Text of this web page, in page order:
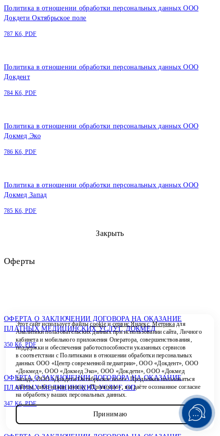
Этот сайт использует файлыcookieисервис Яндекс. Метрикадля
Аналитики пользовательских данных при использовании сайта, Личного
кабинета и мобильного приложения Оператора, совершенствования,
поддержки и обеспечения работоспособности указанных сервисов
в соответствии сПолитиками в отношении обработки персональных
данных ООО «Центр современной педиатрии», ООО «Докдент», ООО
«Докмед», ООО «Докмед Эко», ООО «Докдети», ООО «Докмед
Запад», ООО «Докдети Октябрьское поле». Продолжая пользоваться
сайтом, либо нажав кнопку «Принимаю», вы даёте осознанное согласие
на обработку ваших персональных данных.
Принимаю
Политика в отношении обработки персональных данных ООО
Докдети Октябрьское поле
787 Кб, PDF
Политика в отношении обработки персональных данных ООО
Докдент
784 Кб, PDF
Политика в отношении обработки персональных данных ООО
Докмед Эко
786 Кб, PDF
Политика в отношении обработки персональных данных ООО
Докмед Запад
785 Кб, PDF
Закрыть
Оферты
ОФЕРТА О ЗАКЛЮЧЕНИИ ДОГОВОРА НА ОКАЗАНИЕ
ПЛАТНЫХ МЕДИЦИНСКИХ УСЛУГ, ДОКМЕД
350 Кб, PDF
ОФЕРТА О ЗАКЛЮЧЕНИИ ДОГОВОРА НА ОКАЗАНИЕ
ПЛАТНЫХ МЕДИЦИНСКИХ УСЛУГ, ОП
347 Кб, PDF